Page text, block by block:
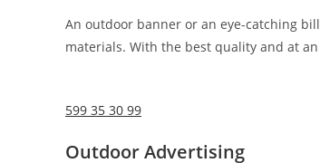
An outdoor banner or an eye-catching
materials. With the best quality and at
599 35 30 99
Outdoor Advertising